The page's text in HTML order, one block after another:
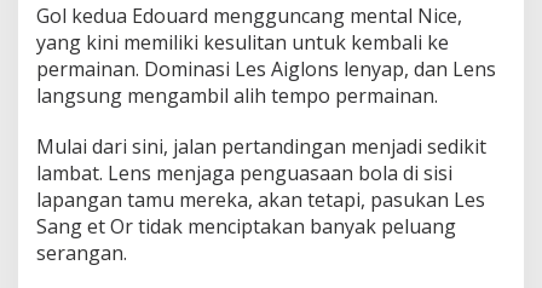
Gol kedua Edouard mengguncang mental Nice,
yang kini memiliki kesulitan untuk kembali ke
permainan. Dominasi Les Aiglons lenyap, dan Lens
langsung mengambil alih tempo permainan.
Mulai dari sini, jalan pertandingan menjadi sedikit
lambat. Lens menjaga penguasaan bola di sisi
lapangan tamu mereka, akan tetapi, pasukan Les
Sang et Or tidak menciptakan banyak peluang
serangan.